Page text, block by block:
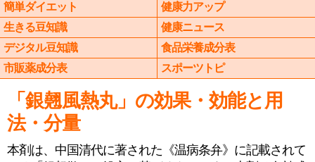
簡単ダイエット
健康力アップ
生きる豆知識
健康ニュース
デジタル豆知識
食品栄養成分表
市販薬成分表
スポーツトピ
「銀翹風熱丸」の効果・効能と用
法・分量
本剤は、中国清代に著された《温病条弁》に記載されて